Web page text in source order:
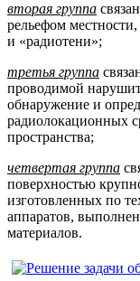
вторая группа
рельефом
и «радиотени»;
третья группа
проводимой
обнаружение и
радиолокационных
пространства;
четвертая группа
поверхностью
изготовленных по
аппаратов,
материалов.